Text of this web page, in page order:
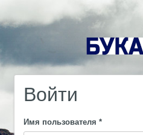
Войти
Имя пользователя *